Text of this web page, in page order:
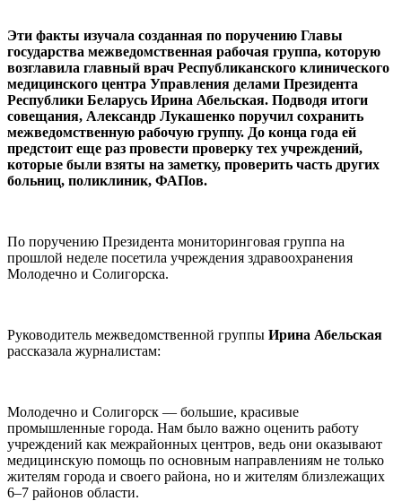
Эти факты изучала созданная по поручению Главы
государства межведомственная рабочая группа, которую
возглавила главный врач Республиканского клинического
медицинского центра Управления делами Президента
Республики Беларусь Ирина Абельская. Подводя итоги
совещания, Александр Лукашенко поручил сохранить
межведомственную рабочую группу. До конца года ей
предстоит еще раз провести проверку тех учреждений,
которые были взяты на заметку, проверить часть других
больниц, поликлиник, ФАПов.
По поручению Президента мониторинговая группа на
прошлой неделе посетила учреждения здравоохранения
Молодечно и Солигорска.
Руководитель межведомственной группы Ирина Абельская
рассказала журналистам:
Молодечно и Солигорск — большие, красивые
промышленные города. Нам было важно оценить работу
учреждений как межрайонных центров, ведь они оказывают
медицинскую помощь по основным направлениям не только
жителям города и своего района, но и жителям близлежащих
6–7 районов области.